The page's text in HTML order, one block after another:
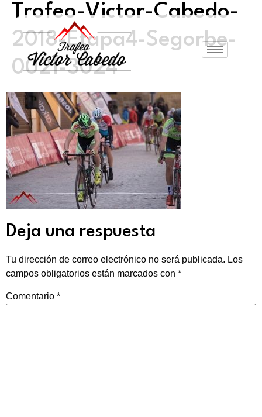
Trofeo-Victor-Cabedo-
2018-Etapa4-Segorbe-
0021-3024
Deja una respuesta
Tu dirección de correo electrónico no será publicada. Los
campos obligatorios están marcados con *
Comentario *